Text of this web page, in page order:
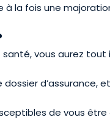
la fois une
vous aurez
d’assurance,
de vous